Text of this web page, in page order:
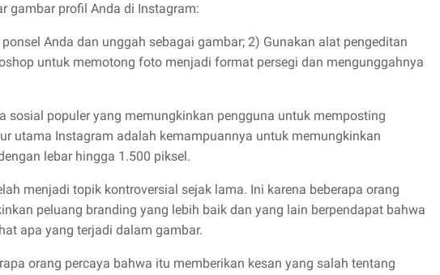
gambar profil Anda di Instagram:
Anda dan unggah sebagai gambar; 2) Gunakan alat pengeditan
untuk memotong foto menjadi format persegi dan mengunggahnya
sosial populer yang memungkinkan pengguna untuk memposting
utama Instagram adalah kemampuannya untuk memungkinkan
lebar hingga 1.500 piksel.
menjadi topik kontroversial sejak lama. Ini karena beberapa orang
peluang branding yang lebih baik dan yang lain berpendapat bahwa
apa yang terjadi dalam gambar.
orang percaya bahwa itu memberikan kesan yang salah tentang